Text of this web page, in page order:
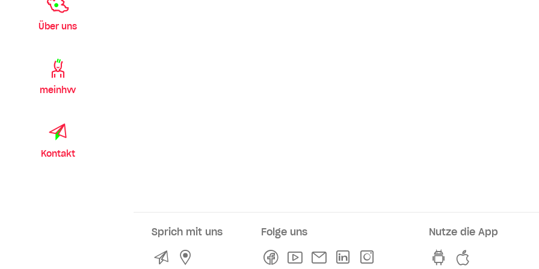
Über uns
meinhvv
Kontakt
Sprich mit uns
KontaktService- und Verkaufsstellen
Folge uns
FacebookYoutubeNewsletterLinkedln
Nutze die App
hvv switch App